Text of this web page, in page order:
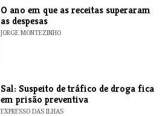
O ano em que as receitas superaram
as despesas
JORGE MONTEZINHO
​Sal: Suspeito de tráfico de droga fica
em prisão preventiva
EXPRESSO DAS ILHAS